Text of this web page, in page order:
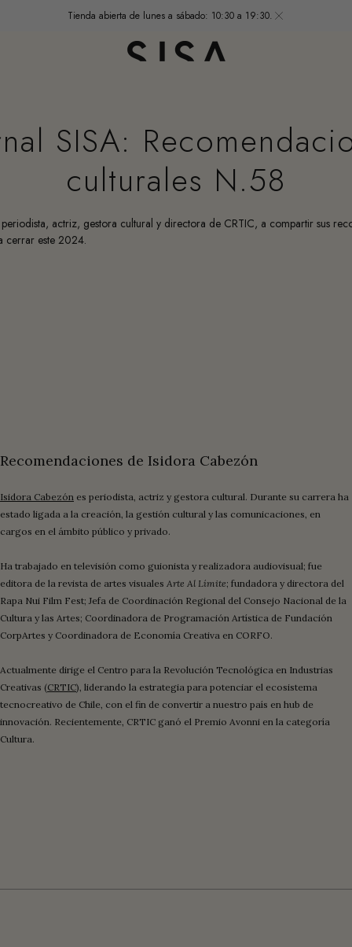
Tienda abierta de lunes a sábado: 10:30 a 19:30.
SISA:
culturales N.58
periodista, actriz, gestora cultural y directora de CRTIC, a compartir sus
cerrar este 2024.
Recomendaciones de Isidora Cabezón
Isidora Cabezón es periodista, actriz y gestora cultural. Durante su carrera ha
estado ligada a la creación, la gestión cultural y las comunicaciones, en
cargos en el ámbito público y privado.
Ha trabajado en televisión como guionista y realizadora audiovisual; fue
editora de la revista de artes visuales Arte Al Límite; fundadora y directora del
Rapa Nui Film Fest; Jefa de Coordinación Regional del Consejo Nacional de la
Cultura y las Artes; Coordinadora de Programación Artística de Fundación
CorpArtes y Coordinadora de Economía Creativa en CORFO.
Actualmente dirige el Centro para la Revolución Tecnológica en Industrias
Creativas (CRTIC), liderando la estrategia para potenciar el ecosistema
tecnocreativo de Chile, con el fin de convertir a nuestro país en hub de
innovación. Recientemente, CRTIC ganó el Premio Avonni en la categoría
Cultura.